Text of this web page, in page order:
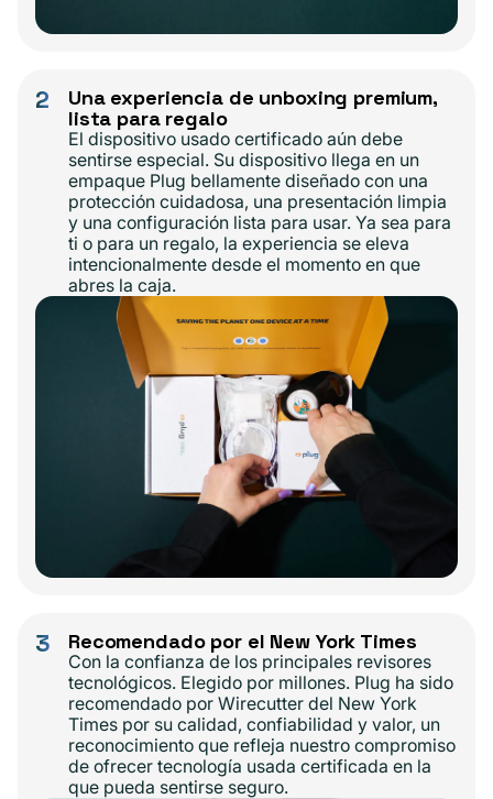
2
Una experiencia de unboxing premium,
lista para regalo
El dispositivo usado certificado aún debe
sentirse especial. Su dispositivo llega en un
empaque Plug bellamente diseñado con una
protección cuidadosa, una presentación limpia
y una configuración lista para usar. Ya sea para
ti o para un regalo, la experiencia se eleva
intencionalmente desde el momento en que
abres la caja.
3 Recomendado por el New York Times
Con la confianza de los principales revisores
tecnológicos. Elegido por millones. Plug ha sido
recomendado por Wirecutter del New York
Times por su calidad, confiabilidad y valor, un
reconocimiento que refleja nuestro compromiso
de ofrecer tecnología usada certificada en la
que pueda sentirse seguro.